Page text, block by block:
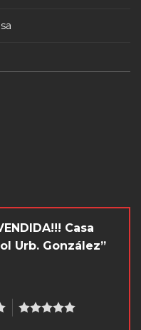
Casa
Urb. González”
5